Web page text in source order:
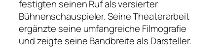
festigten seinen Ruf als versierter
Bühnenschauspieler. Seine Theaterarbeit
ergänzte seine umfangreiche Filmografie
und zeigte seine Bandbreite als Darsteller.